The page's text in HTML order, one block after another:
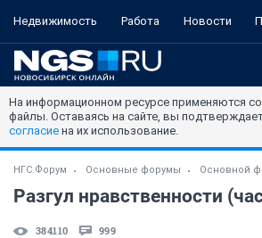
Недвижимость Работа Новости
На информационном ресурсе применяются
файлы. Оставаясь на сайте, вы
согласие на их использование.
НГС.Форум Основные форумы Основной
Разгул нравственности
384110 999